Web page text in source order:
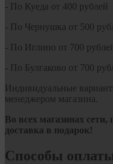
- По Куеда от 400 рублей
- По Чернушка от 500
- По Иглино от 700
- По Булгаково от 700
Индивидуальные
менеджером магазина.
Во всех магазинах сети,
доставка в подарок!
Способы